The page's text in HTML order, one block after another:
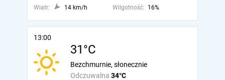
Wiatr:
14 km/h Wilgotność: 16%
13:00
31°C
Odczuwalna 34°C
Bezchmurnie, słonecznie